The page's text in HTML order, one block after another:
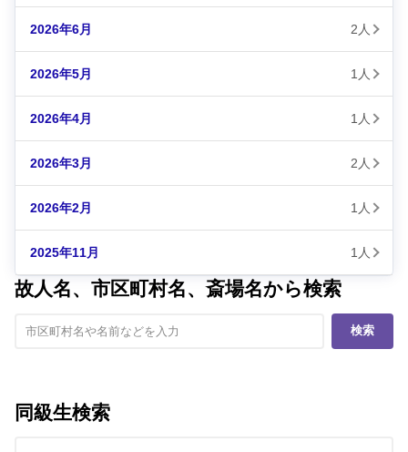
2026年6月 2人
2026年5月 1人
2026年4月 1人
2026年3月 2人
2026年2月 1人
2025年11月 1人
故人名、市区町村名、斎場名から検索
検索
同級生検索